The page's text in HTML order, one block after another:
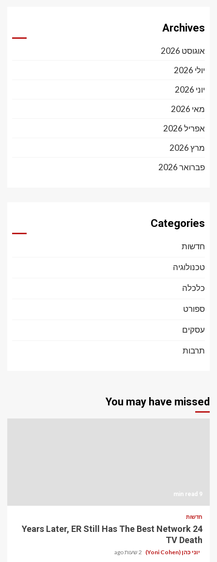
Archives
אוגוסט 2026
יולי 2026
יוני 2026
מאי 2026
אפריל 2026
מרץ 2026
פברואר 2026
Categories
חדשות
טכנולוגיה
כלכלה
ספורט
עסקים
תרבות
You may have missed
9 min read
חדשות
24 Years Later, ER Still Has The Best Network
TV Death
יוני כהן (Yoni Cohen) 2 שעות ago